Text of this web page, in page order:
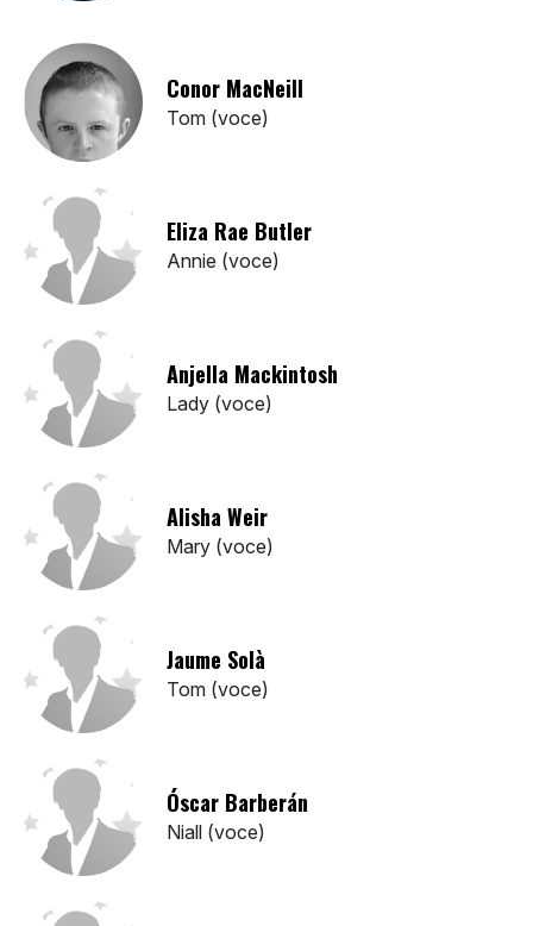
Conor MacNeill
Tom (voce)
Eliza Rae Butler
Annie (voce)
Anjella Mackintosh
Lady (voce)
Alisha Weir
Mary (voce)
Jaume Solà
Tom (voce)
Óscar Barberán
Niall (voce)